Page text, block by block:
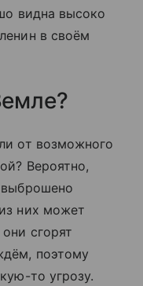
видна высоко
в своём
от возможного
Вероятно,
выброшено
них может
сгорят
поэтому
то угрозу.